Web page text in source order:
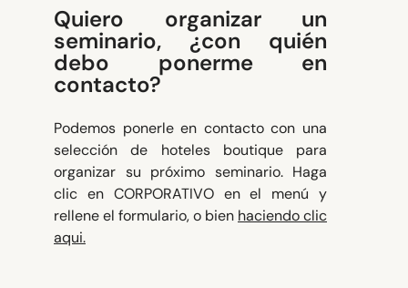
Quiero organizar un
seminario, ¿con quién
debo ponerme en
contacto?
Podemos ponerle en contacto con una
selección de hoteles boutique para
organizar su próximo seminario. Haga
clic en CORPORATIVO en el menú y
rellene el formulario, o bien haciendo clic
aqui.